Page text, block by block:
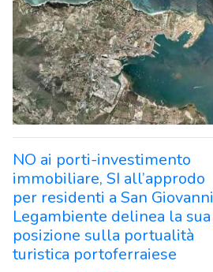
NO ai porti-investimento
immobiliare, SI all’approdo
per residenti a San Giovanni
Legambiente delinea la sua
posizione sulla portualità
turistica portoferraiese